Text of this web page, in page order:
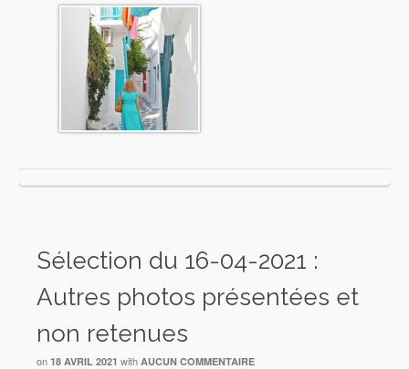
Sélection du 16-04-2021 :
Autres photos présentées et
non retenues
on 18 AVRIL 2021 with AUCUN COMMENTAIRE